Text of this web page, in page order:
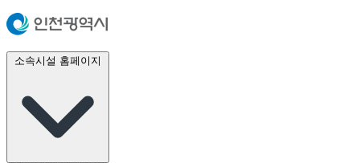
소속시설 홈페이지